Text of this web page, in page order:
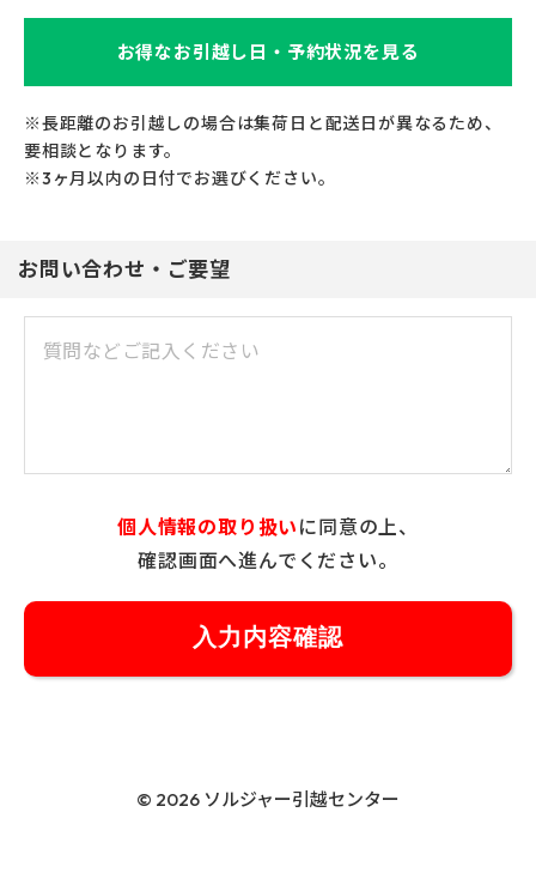
お得なお引越し日・予約状況を見る
※長距離のお引越しの場合は集荷日と配送日が異なるため、
要相談となります。
※3ヶ月以内の日付でお選びください。
お問い合わせ・ご要望
個人情報の取り扱い に同意の上、
確認画面へ進んでください。
© 2026 ソルジャー引越センター